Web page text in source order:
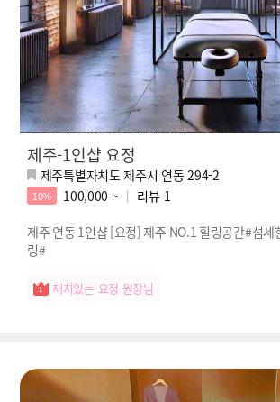
제주-1인샵 요정
제주특별자치도 제주시 연동 294-2
10% 100,000 ~ 리뷰 1
제주 연동 1인샵 [요정] 제주 NO.1 힐링공간#섬세
링#
재치있는 요정 원장님